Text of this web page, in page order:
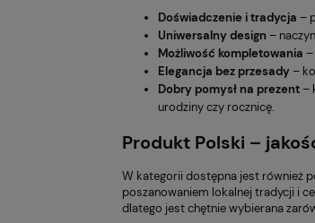
Doświadczenie i tradycja –
Uniwersalny design –
Możliwość kompletowania
Elegancja bez przesady–
Dobry pomysł na prezent–
urodziny czy rocznicę.
Produkt Polski –
W kategorii dostępna jest również
poszanowaniem lokalnej tradycji i
dlatego jest chętnie wybierana